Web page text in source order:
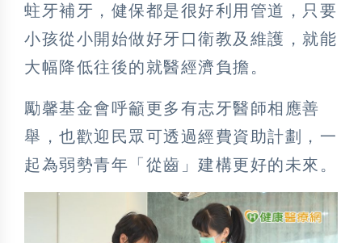
蛀牙補牙，健保都是很好利用管道，只要
小孩從小開始做好牙口衛教及維護，就能
大幅降低往後的就醫經濟負擔。
勵馨基金會呼籲更多有志牙醫師相應善
舉，也歡迎民眾可透過經費資助計劃，一
起為弱勢青年「從齒」建構更好的未來。